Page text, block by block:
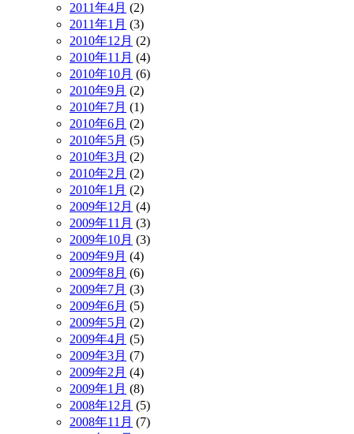
2011年4月 (2)
2011年1月 (3)
2010年12月 (2)
2010年11月 (4)
2010年10月 (6)
2010年9月 (2)
2010年7月 (1)
2010年6月 (2)
2010年5月 (5)
2010年3月 (2)
2010年2月 (2)
2010年1月 (2)
2009年12月 (4)
2009年11月 (3)
2009年10月 (3)
2009年9月 (4)
2009年8月 (6)
2009年7月 (3)
2009年6月 (5)
2009年5月 (2)
2009年4月 (5)
2009年3月 (7)
2009年2月 (4)
2009年1月 (8)
2008年12月 (5)
2008年11月 (7)